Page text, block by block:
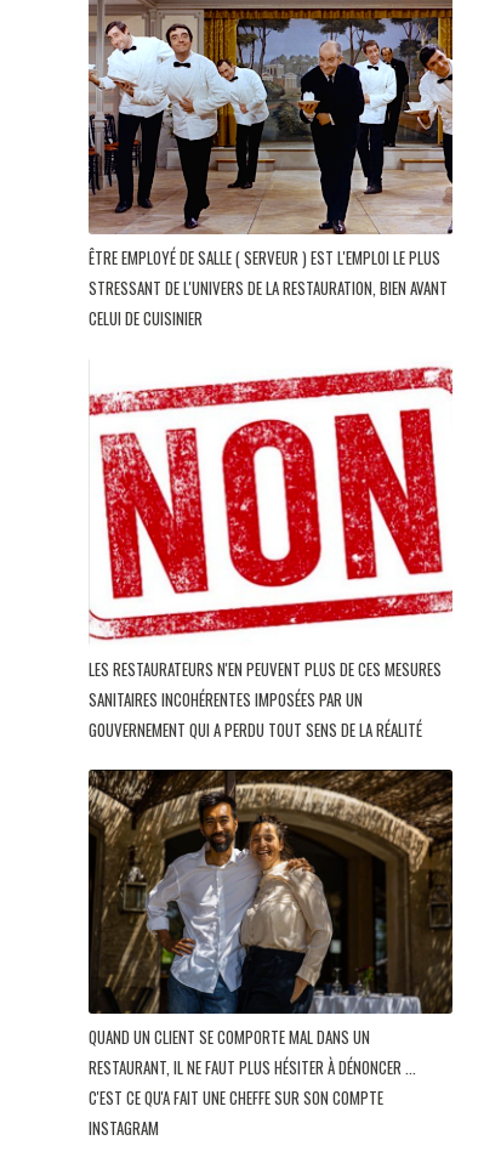
ÊTRE EMPLOYÉ DE SALLE ( SERVEUR ) EST L'EMPLOI LE PLUS
STRESSANT DE L'UNIVERS DE LA RESTAURATION, BIEN AVANT
CELUI DE CUISINIER
LES RESTAURATEURS N'EN PEUVENT PLUS DE CES MESURES
SANITAIRES INCOHÉRENTES IMPOSÉES PAR UN
GOUVERNEMENT QUI A PERDU TOUT SENS DE LA RÉALITÉ
QUAND UN CLIENT SE COMPORTE MAL DANS UN
RESTAURANT, IL NE FAUT PLUS HÉSITER À DÉNONCER ...
C'EST CE QU'A FAIT UNE CHEFFE SUR SON COMPTE
INSTAGRAM